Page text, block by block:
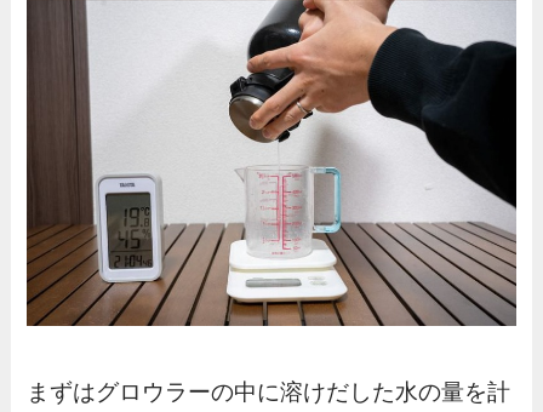
まずはグロウラーの中に溶けだした水の量を計